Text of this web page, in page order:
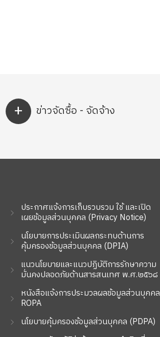
+ ข่าวจัดซื้อ - จัดจ้าง
ประกาศแจ้งการเก็บรวบรวม ใช้ และเปิด
เผยข้อมูลส่วนบุคคล (Privacy Notice)
นโยบายการประเมินผลกระทบด้านการ
คุ้มครองข้อมูลส่วนบุคคล (DPIA)
แนวนโยบายและแนวปฏิบัติการรักษาความ
มั่นคงปลอดภัยด้านสารสนเทศ พ.ศ.๒๕๖๘
หนังสือแจ้งการประมวลผลข้อมูลส่วนบุคคล
ROPA
นโยบายคุ้มครองข้อมูลส่วนบุคคล (PDPA)